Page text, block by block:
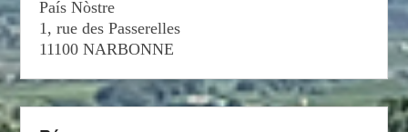
País Nòstre
1, rue des Passerelles
11100 NARBONNE